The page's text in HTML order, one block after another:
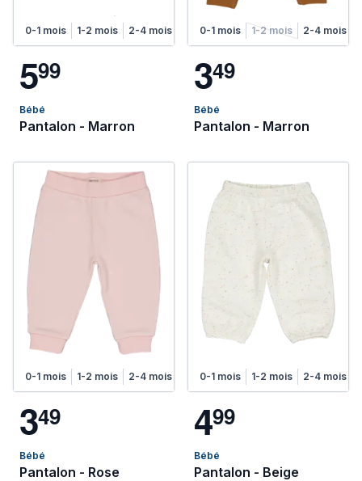
0-1 mois 1-2 mois 2-4 mois 4-6 mois
599
Bébé
Pantalon - Marron
0-1 mois 1-2 mois 2-4 mois
349
Bébé
Pantalon - Marron
0-1 mois 1-2 mois 2-4 mois 4-6 mois
349
Bébé
Pantalon - Rose
0-1 mois 1-2 mois 2-4 mois
499
Bébé
Pantalon - Beige